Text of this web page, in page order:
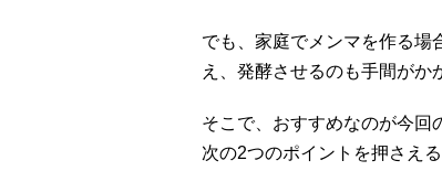
でも、家庭でメンマを作る場
え、発酵させるのも手間がか
そこで、おすすめなのが今回
次の2つのポイントを押さえ